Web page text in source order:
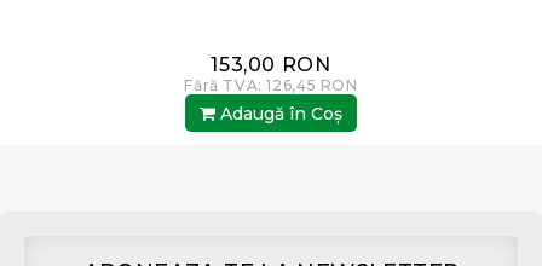
153,00 RON
Fără TVA: 126,45 RON
Adaugă în Coş